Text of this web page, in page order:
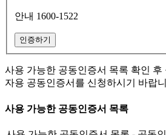
안내 1600-1522
인증하기
사용 가능한 공동인증서 목록 확인 후
자용 공동인증서를 신청하시기 바랍
사용 가능한 공동인증서 목록